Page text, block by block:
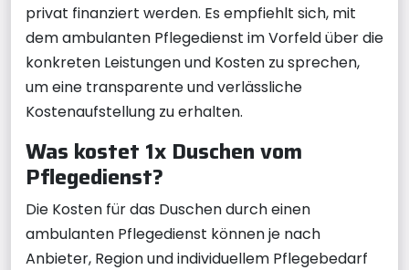
privat finanziert werden. Es empfiehlt sich, mit
dem ambulanten Pflegedienst im Vorfeld über die
konkreten Leistungen und Kosten zu sprechen,
um eine transparente und verlässliche
Kostenaufstellung zu erhalten.
Was kostet 1x Duschen vom
Pflegedienst?
Die Kosten für das Duschen durch einen
ambulanten Pflegedienst können je nach
Anbieter, Region und individuellem Pflegebedarf